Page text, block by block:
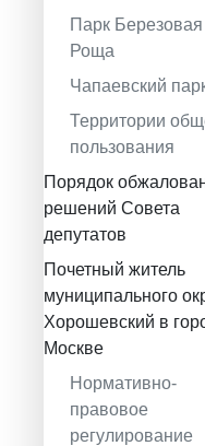
Парк Березовая
Роща
Чапаевский
Территории
пользования
Порядок
решений Совета
депутатов
Почетный житель
муниципального
Хорошевский в
Москве
Нормативно-
правовое
регулирование